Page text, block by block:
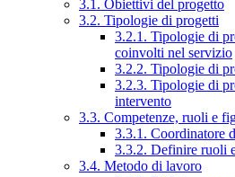
3.1. Obiettivi del progetto
3.2. Tipologie di progetti
3.2.1. Tipologie di
coinvolti nel servizio
3.2.2. Tipologie di
3.2.3. Tipologie di
intervento
3.3. Competenze, ruoli e
3.3.1. Coordinatore
3.3.2. Definire ruoli
3.4. Metodo di lavoro